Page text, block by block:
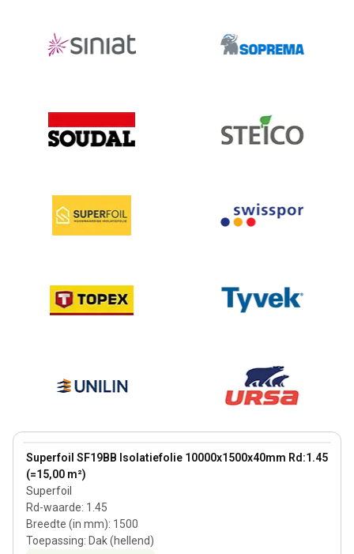
Superfoil SF19BB Isolatiefolie 10000x1500x40mm Rd:1.45
(=15,00 m²)
Superfoil
Rd-waarde: 1.45
Breedte (in mm): 1500
Toepassing: Dak (hellend)
View product